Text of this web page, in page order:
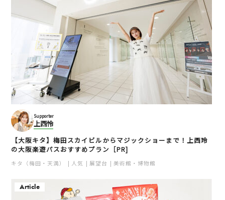
Supporter
上西怜
【大阪キタ】梅田スカイビルからマジックショーまで！上西玲
の大阪楽遊パスおすすめプラン［PR]
キタ（梅田・天満） 人気 展望台 美術館・博物館
Article